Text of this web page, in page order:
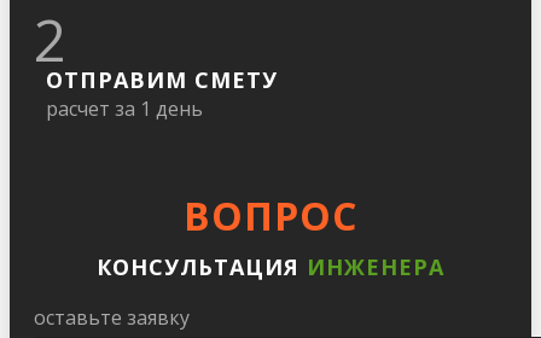
2
ОТПРАВИМ СМЕТУ
расчет за 1 день
ВОПРОС
КОНСУЛЬТАЦИЯ ИНЖЕНЕРА
оставьте заявку